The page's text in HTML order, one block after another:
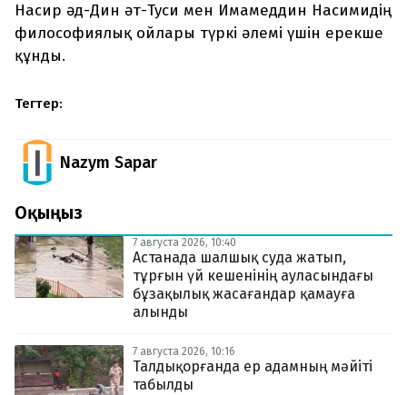
Насир әд-Дин әт-Туси мен Имамеддин Насимидің
философиялық ойлары түркі әлемі үшін ерекше
құнды.
Тегтер:
Nazym Sapar
Оқыңыз
7 августа 2026, 10:40
Астанада шалшық суда жатып,
тұрғын үй кешенінің ауласындағы
бұзақылық жасағандар қамауға
алынды
7 августа 2026, 10:16
Талдықорғанда ер адамның мәйіті
табылды